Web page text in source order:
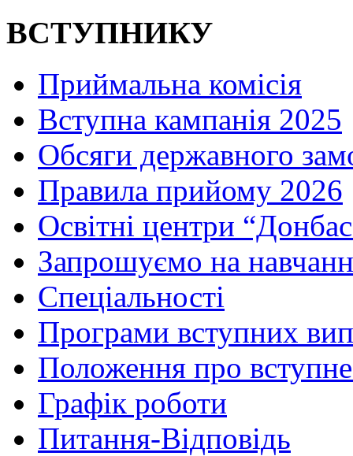
ВСТУПНИКУ
Приймальна комісія
Вступна кампанія 2025
Обсяги державного
Правила прийому 2026
Освітні центри
Запрошуємо на
Спеціальності
Програми вступних
Положення про
Графік роботи
Питання-Відповідь